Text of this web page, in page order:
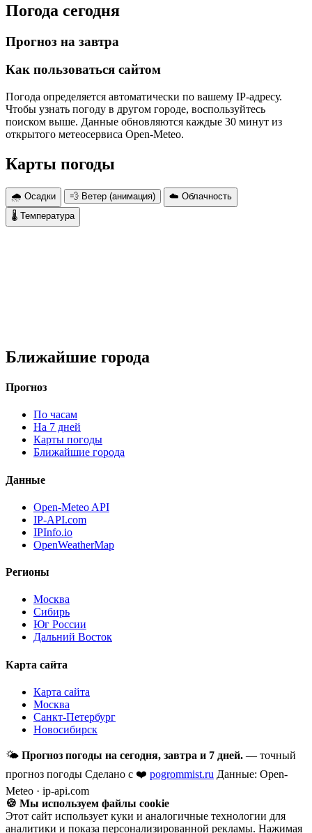
Погода сегодня
Прогноз на завтра
Как пользоваться сайтом
Погода определяется автоматически по вашему IP-адресу.
Чтобы узнать погоду в другом городе, воспользуйтесь
поиском выше. Данные обновляются каждые 30 минут из
открытого метеосервиса Open-Meteo.
Карты погоды
🌧 Осадки 💨 Ветер (анимация)
☁️ Облачность
🌡 Температура
Ближайшие города
Прогноз
По часам
На 7 дней
Карты погоды
Ближайшие города
Данные
Open-Meteo API
IP-API.com
IPInfo.io
OpenWeatherMap
Регионы
Москва
Сибирь
Юг России
Дальний Восток
Карта сайта
Карта сайта
Москва
Санкт-Петербург
Новосибирск
🌤 Прогноз погоды на сегодня, завтра и 7 дней. — точный
прогноз погоды Сделано с ❤️ pogrommist.ru Данные: Open-
Meteo · ip-api.com
🍪 Мы используем файлы cookie
Этот сайт использует куки и аналогичные технологии для
аналитики и показа персонализированной рекламы. Нажимая